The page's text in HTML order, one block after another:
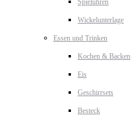
Spieluhren
Wickelunterlage
Essen und Trinken
Kochen & Backen
Eis
Geschirrsets
Besteck